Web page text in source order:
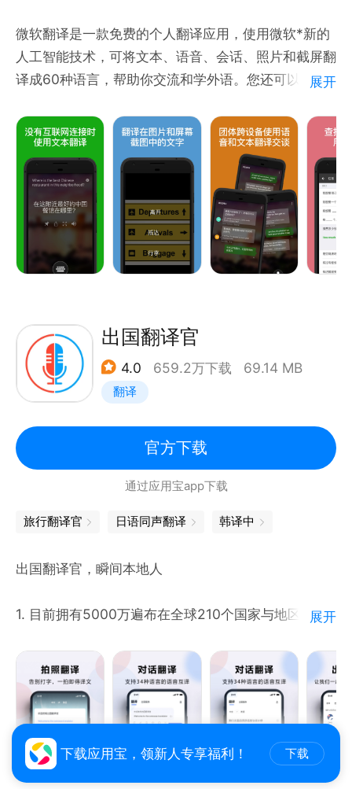
语、奥利亚语、奥罗莫语、巴斯克语、白俄罗斯语、班
巴拉语、保加利亚语、冰岛语、波兰语、波斯尼亚语、
波斯语、博杰普尔语、布尔语(南非荷兰语)、鞑靼语、
丹麦语、德语、迪维希语、蒂格尼亚语、多格来语、俄
语、法语、梵语、菲律宾语、芬兰语、弗里西语、高棉
语、格鲁吉亚语、贡根语、古吉拉特语、瓜拉尼语、哈
萨克语、海地克里奥尔语、韩语、豪萨语、荷兰语、吉
尔吉斯语、加利西亚语、加泰罗尼亚语、捷克语、卡纳
达语、科西嘉语、克里奥尔语、克罗地亚语、克丘亚
语、库尔德语（库尔曼吉语）、库尔德语（索拉尼）、
拉丁语、拉脱维亚语、老挝语、立陶宛语、林格拉语、
卢干达语、卢森堡语、卢旺达语、罗马尼亚语、马尔加
语）、蒙古语、孟加拉语、米佐语、缅甸语、苗语、南
非科萨语、南非祖鲁语、尼泊尔语、挪威语、旁遮普
语、葡萄牙语、普什图语、齐切瓦语、契维语、日语、
语、僧伽罗语、世界语、斯洛伐克语、斯洛文尼亚语、
斯瓦希里语、苏格兰盖尔语、宿务语、索马里语、塔吉
克语、泰卢固语、泰米尔语、泰语、土耳其语、土库曼
别克语、西班牙语、希伯来语、希腊语、夏威夷语、信
卡诺语、意大利语、意第绪语、印地语、印尼巽他语、
（繁体）、中文（简体）、宗加语
权限通知
Google 翻译可能会请求获取以下功能的使用权限：
• 麦克风使用权限（语音翻译）
• 相机使用权限（通过相机翻译文字）
• 外部存储空间访问权限（下载离线翻译数据）
• 帐号和凭据使用权限（在不同设备上进行登录和同
微软翻译是一款免费的个人翻译应用，使用微软*新的
人工智能技术，可将文本、语音、会话、照片和截屏翻
译成60种语言，帮助你交流和学外语。您还可以免费
• 将文本翻译成60余种语言，可在线或离线使用。
• 拍照翻译功能，可直接翻译相片和截屏内的文字。
• 语音翻译功能可实现单人使用，以及双人对话的分屏
模式实时翻译。
• 多人多语言会话翻译——连接多个设备并跨越多个语
种与*多100人进行面对面会话，每个人都可以选择自
己的语言。
• 查看单词的多种翻译与意思，为您找到用于表达自我
的*佳翻译。
• 下载离线语言包，以便您在没有网络连接时使用。
• 听取译文的读音，帮助您学外语，旅游和海外购物。
• 标注并保存您*常用的译文以便以后使用。
• 通过上下文菜单翻译功能翻译其他应用中的文本。
• 对您的 Android Wear 智能手表说话，立刻获得翻
译。
微软翻译支持以下语言：
南非荷兰语、阿拉伯语、孟加拉语、波斯尼亚语（拉丁
字母）、保加利亚语、广东话（繁体中文）、加泰罗尼
亚语、中文（简体）、中文（繁体）、克罗地亚语，捷
克语、丹麦语、荷兰语、英语、爱沙尼亚语、斐济语、
菲律宾语、芬兰语、法语、德语、希腊语、海地克里奥
展开
出国翻译官
4.0 659.2万下载 69.14 MB
翻译
官方下载
通过应用宝app下载
旅行翻译官 日语同声翻译 韩译中
出国翻译官，瞬间本地人
1. 目前拥有5000万遍布在全球210个国家与地区的用
2. 为您提供实时双向语音识别互译，让您不学外语也
可能走遍全世界。
4. 在跟谷歌翻译，有道翻译，搜狗翻译，微软翻译，
讯飞翻译的竞争中，我们更推出了真人实时在线视频翻
展开
下载应用宝，领新人专享福利！ 下载